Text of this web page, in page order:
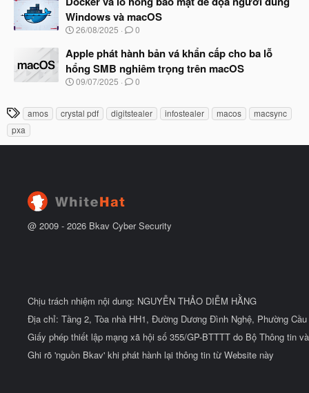
ầ
u
b
ắ
đ
ầ
u
Windows và macOS
N
à
y
b
ắ
đ
ầ
26/08/2025 0
Apple phát hành bản vá khẩn cấp cho ba lỗ
hổng SMB nghiêm trọng trên macOS
N
y
t
09/07/2025 0
T
h
ẻ
amos crystal pdf digitstealer infostealer macos
macsync
pxa
@ 2009 - 2026 Bkav Cyber Security
Chịu trách nhiệm nội dung: NGUYỄN THẢO DIỄM HẰNG
Địa chỉ: Tầng 2, Tòa nhà HH1, Đường Dương Đình Nghệ, Phường
Giấy phép thiết lập mạng xã hội số 355/GP-BTTTT do Bộ Thông tin
Ghi rõ 'nguồn Bkav' khi phát hành lại thông tin từ Website này